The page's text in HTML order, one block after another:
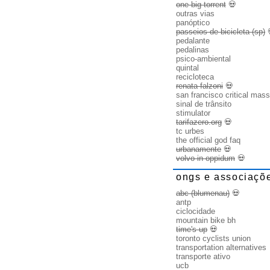
one big torrent 💀
outras vias
panóptico
passeios de bicicleta (sp)
pedalante
pedalinas
psico-ambiental
quintal
recicloteca
renata falzoni 💀
san francisco critical mass
sinal de trânsito
stimulator
tarifazero.org 💀
tc urbes
the official god faq
urbanamente 💀
volvo in oppidum 💀
ongs e
abc (blumenau) 💀
antp
ciclocidade
mountain bike bh
time's up 💀
toronto cyclists union
transportation alternatives
transporte ativo
ucb